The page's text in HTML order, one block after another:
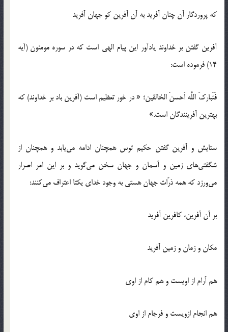
كه پروردگار آن چنان آفريد به آن آفرين كو جهان آفريد
آفرين گفتن بر خداوند يادآور اين پيام الهي است كه در سوره مومنون (آيه
14) فرموده است:
فَتَباركَ اللُّه اَحسنَ الخالقين؛ « در خور تعظيم است (آفرين باد بر خداوند) كه
بهترين آفرينندگان است.»
ستايش و آفرين گفتن حكيم توس همچنان ادامه مي‌يابد و همچنان از
شگفتي‌هاي زمين و آسمان و جهان سخن مي‌گويد و بر اين امر اصرار
مي‌ورزد كه همه ذرّات جهان هستي به وجود خداي يكتا اعتراف مي‌كنند:
بر آن آفرين، كافرين آفريد
مكان و زمان و زمين آفريد
هم آرام از اويست و هم كام از اوي
هم انجام ازويست و فرجام از اوي